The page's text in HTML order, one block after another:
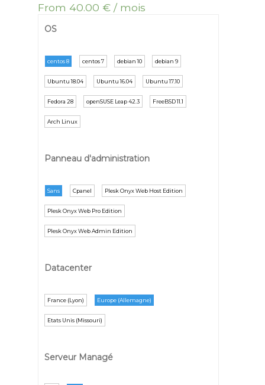
From 40.00 € / mois
OS
centos 8 centos 7 debian 10 debian 9
Ubuntu 18.04 Ubuntu 16.04 Ubuntu 17.10
Fedora 28 openSUSE Leap 42.3 FreeBSD 11.1
Arch Linux
Panneau d'administration
Sans Cpanel Plesk Onyx Web Host Edition
Plesk Onyx Web Pro Edition
Plesk Onyx Web Admin Edition
Datacenter
France (Lyon) Europe (Allemagne)
Etats Unis (Missouri)
Serveur Managé